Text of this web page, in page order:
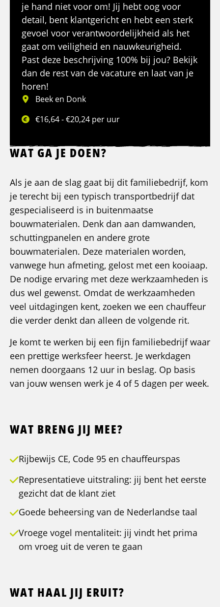
je hand niet voor om! Jij hebt oog voor
detail, bent klantgericht en hebt een sterk
gevoel voor verantwoordelijkheid als het
gaat om veiligheid en nauwkeurigheid.
Past deze beschrijving 100% bij jou? Bekijk
dan de rest van de vacature en laat van je
horen!
Beek en Donk
€16,64 - €20,24 per uur
WAT GA JE DOEN?
Als je aan de slag gaat bij dit familiebedrijf, kom
je terecht bij een typisch transportbedrijf dat
gespecialiseerd is in buitenmaatse
bouwmaterialen. Denk dan aan damwanden,
schuttingpanelen en andere grote
bouwmaterialen. Deze materialen worden,
vanwege hun afmeting, gelost met een kooiaap.
De nodige ervaring met deze werkzaamheden is
dus wel gewenst. Omdat de werkzaamheden
veel uitdagingen kent, zoeken we een chauffeur
die verder denkt dan alleen de volgende rit.
Je komt te werken bij een fijn familiebedrijf waar
een prettige werksfeer heerst. Je werkdagen
nemen doorgaans 12 uur in beslag. Op basis
van jouw wensen werk je 4 of 5 dagen per week.
WAT BRENG JIJ MEE?
Rijbewijs CE, Code 95 en chauffeurspas
Representatieve uitstraling: jij bent het eerste
gezicht dat de klant ziet
Goede beheersing van de Nederlandse taal
Vroege vogel mentaliteit: jij vindt het prima
om vroeg uit de veren te gaan
WAT HAAL JIJ ERUIT?